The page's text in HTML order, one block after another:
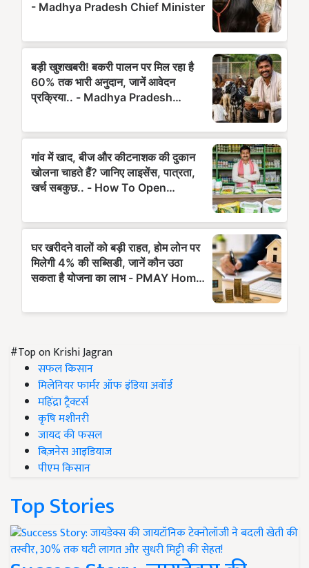
#Top on Krishi Jagran
सफल किसान
मिलेनियर फार्मर ऑफ इंडिया अवॉर्ड
महिंद्रा ट्रैक्टर्स
कृषि मशीनरी
जायद की फसल
बिज़नेस आइडियाज
पीएम किसान
Top Stories